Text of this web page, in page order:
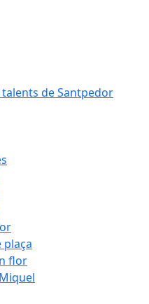
de Santpedor
plaça
flor